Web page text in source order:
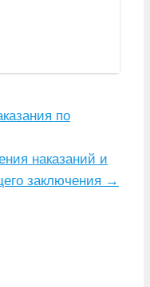
по
наказаний и
заключения →